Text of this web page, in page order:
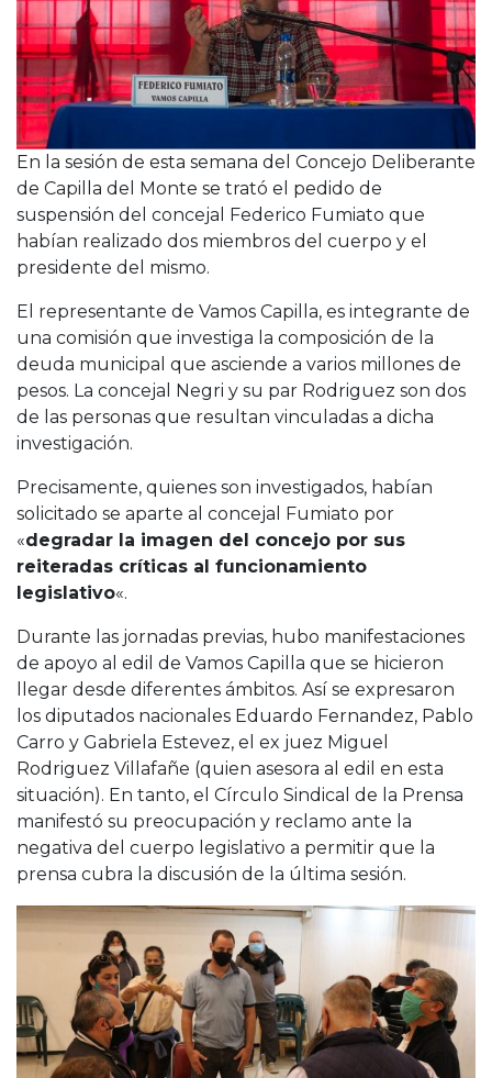
Cruz del Eje
Corredor de Ansenuza
La Carlota y zona
Laboulaye y sur
Río Tercero
Despeñaderos
En la sesión de esta semana del Concejo Deliberante
de Capilla del Monte se trató el pedido de
suspensión del concejal Federico Fumiato que
habían realizado dos miembros del cuerpo y el
presidente del mismo.
El representante de Vamos Capilla, es integrante de
una comisión que investiga la composición de la
deuda municipal que asciende a varios millones de
pesos. La concejal Negri y su par Rodriguez son dos
de las personas que resultan vinculadas a dicha
investigación.
Precisamente, quienes son investigados, habían
solicitado se aparte al concejal Fumiato por
«degradar la imagen del concejo por sus
reiteradas críticas al funcionamiento
legislativo«.
Durante las jornadas previas, hubo manifestaciones
de apoyo al edil de Vamos Capilla que se hicieron
llegar desde diferentes ámbitos. Así se expresaron
los diputados nacionales Eduardo Fernandez, Pablo
Carro y Gabriela Estevez, el ex juez Miguel
Rodriguez Villafañe (quien asesora al edil en esta
situación). En tanto, el Círculo Sindical de la Prensa
manifestó su preocupación y reclamo ante la
negativa del cuerpo legislativo a permitir que la
prensa cubra la discusión de la última sesión.